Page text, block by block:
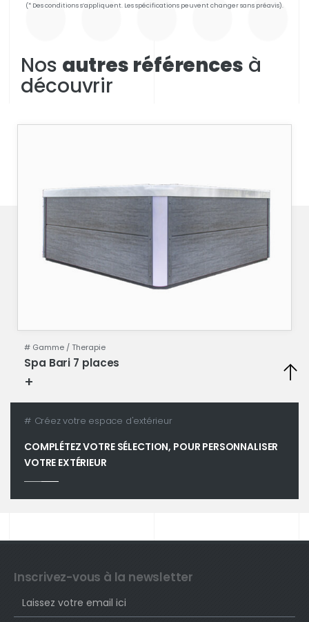
(* Des conditions s’appliquent. Les spécifications peuvent changer sans préavis).
Nos autres références à
découvrir
# Créez votre espace d'extérieur
COMPLÉTEZ VOTRE SÉLECTION, POUR PERSONNALISER
VOTRE EXTÉRIEUR
# Gamme / Therapie
Spa Bari 7 places
+
Inscrivez-vous à la newsletter